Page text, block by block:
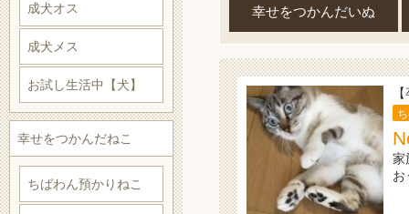
幸せをつかんだいぬ
家
お
成犬オス
成犬メス
お試し生活中【犬】
幸せをつかんだねこ
ちばわん預かりねこ